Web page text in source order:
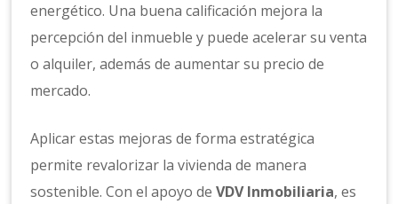
energético. Una buena calificación mejora la
percepción del inmueble y puede acelerar su venta
o alquiler, además de aumentar su precio de
mercado.
Aplicar estas mejoras de forma estratégica
permite revalorizar la vivienda de manera
sostenible. Con el apoyo deVDV Inmobiliaria, es